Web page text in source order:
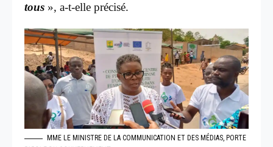
tous », a-t-elle précisé.
MME LE MINISTRE DE LA COMMUNICATION ET DES MÉDIAS, PORTE